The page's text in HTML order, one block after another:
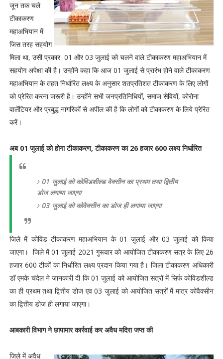
जून तक चले
टीकाकरण
महाअभियान में
जिस तरह सहयोग
मिला था, उसी प्रकार 01 और 03 जुलाई को चलने वाले टीकाकरण महाअभियान में
सहयोग अपेक्षा की है। उन्होंने कहा कि आज 01 जुलाई से प्रारंभ होने वाले टीकाकरण
महाअभियान के तहत निर्धारित लक्ष्य के अनुसार शतप्रतिशत टीकाकरण के लिए लोगों
को प्रेरित करना जरूरी है। उन्होंने सभी जनप्रतिनिधियों, समाज सेवियों, कोरोना
वालेंटियर और प्रबुद्ध नागरिकों से अपील की है कि लोगों को टीकाकरण के लिये प्रेरित
करें।
अब 01 जुलाई को होगा टीकाकरण, टीकाकरण का 26 हजार 600 लक्ष्य निर्धारित
01 जुलाई को कोविडशील्ड वैक्सीन का प्रथम तथा द्वितीय
डोज लगाया जाएगा
03 जुलाई को कोवैक्सीन का डोज ही लगाया जाएगा
जिले में कोविड टीकाकरण महाअभियान के 01 जुलाई और 03 जुलाई को किया
जाएगा। जिले में 01 जुलाई 2021 गुरूवार को आयोजित टीकाकरण सत्र के लिए 26
हजार 600 टीकों का निर्धारित लक्ष्य प्रदान किया गया है। जिला टीकाकरण अधिकारी
डॉ एमके चंदेल ने जानकारी दी कि 01 जुलाई को आयोजित सत्रों में सिर्फ कोविडशील्ड
का ही प्रथम तथा द्वित्तीय डोज एव 03 जुलाई को आयोजित सत्रों में मात्र कोवैक्सीन
का द्वित्तीय डोज ही लगाया जाएगा।
आबकारी विभाग ने छापामार कार्रवाई कर अवैध मदिरा जप्त की
जिले में अवैध